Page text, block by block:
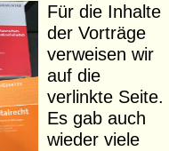
Für die Inhalte
der Vorträge
verweisen wir
auf die
verlinkte Seite.
Es gab auch
wieder viele